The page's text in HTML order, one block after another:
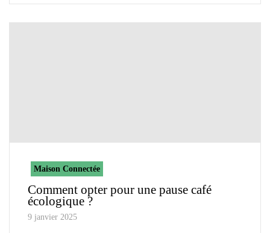
Maison Connectée
Comment opter pour une pause café
écologique ?
9 janvier 2025